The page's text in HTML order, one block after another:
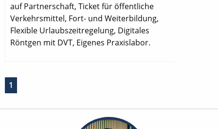
auf Partnerschaft, Ticket für öffentliche
Verkehrsmittel, Fort- und Weiterbildung,
Flexible Urlaubszeitregelung, Digitales
Röntgen mit DVT, Eigenes Praxislabor.
1